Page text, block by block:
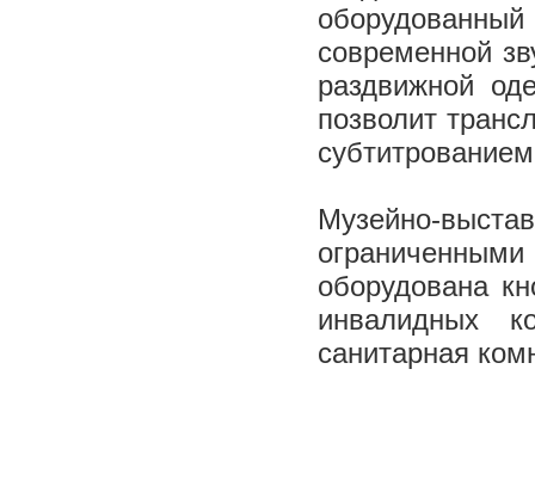
современной
раздвижной
позволит
Музейно-
оборудована
инвалидных
санитарная